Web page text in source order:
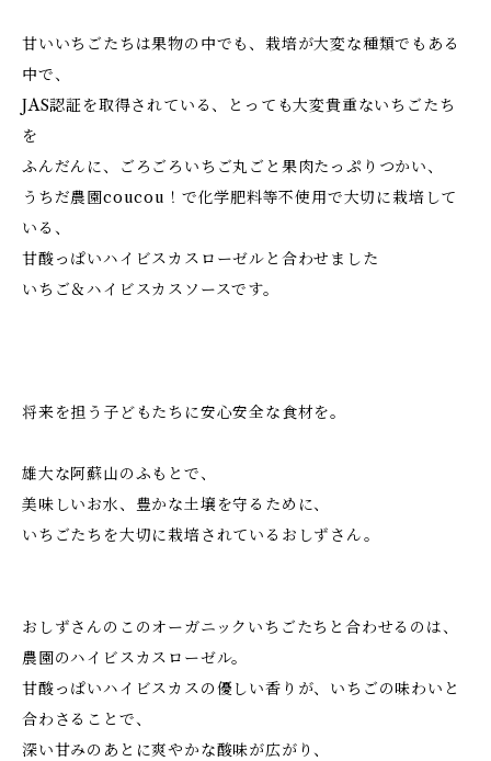
甘いいちごたちは果物の中でも、栽培が大変な種類でもある
中で、
JAS認証を取得されている、とっても大変貴重ないちごたち
を
ふんだんに、ごろごろいちご丸ごと果肉たっぷりつかい、
うちだ農園coucou！で化学肥料等不使用で大切に栽培して
いる、
甘酸っぱいハイビスカスローゼルと合わせました
いちご＆ハイビスカスソースです。
将来を担う子どもたちに安心安全な食材を。
雄大な阿蘇山のふもとで、
美味しいお水、豊かな土壌を守るために、
いちごたちを大切に栽培されているおしずさん。
おしずさんのこのオーガニックいちごたちと合わせるのは、
農園のハイビスカスローゼル。
甘酸っぱいハイビスカスの優しい香りが、いちごの味わいと
合わさることで、
深い甘みのあとに爽やかな酸味が広がり、